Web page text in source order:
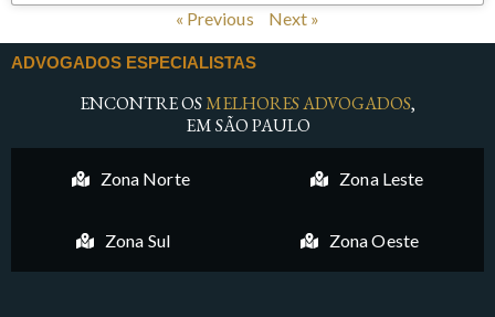
« Previous Next »
ADVOGADOS ESPECIALISTAS
ENCONTRE OSMELHORES ADVOGADOS,
EM SÃO PAULO
Zona Norte Zona Leste
Zona Sul Zona Oeste